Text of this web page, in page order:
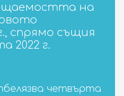
на
спрямо същия
2022 г.
четвърта